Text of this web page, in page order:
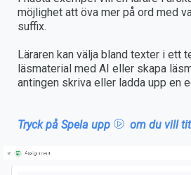
möjlighet att öva mer på ord med
suffix.
Läraren kan välja bland texter i ett
läsmaterial med AI eller skapa
antingen skriva eller ladda upp en
Tryck på Spela upp om du vill